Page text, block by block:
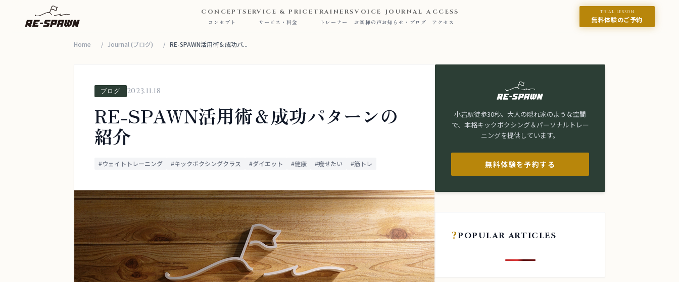
CONCEPT
コンセプト
SERVICE & PRICE
サービス・料金
TRAINERS
トレーナー
VOICE
お客様の声
JOURNAL
お知らせ・ブログ
ACCESS
アクセス
TRIAL LESSON
無料体験のご予約
TRAINERS
お知らせ・ブログ
ACCESS
アクセス
TERMS
会員規約
TRIAL LESSON
Home / Journal (ブログ) / RE-SPAWN活用術＆成功パ...
ブログ 2023.11.18
RE-SPAWN活用術＆成功パターンの
紹介
#ウェイトトレーニング #キックボクシングクラス #ダイエット #健康 #痩せたい #筋トレ
小岩駅徒歩30秒。大人の隠れ家のような空間
で、本格キックボクシング＆パーソナルトレー
ニングを提供しています。
無料体験を予約する
?POPULAR ARTICLES